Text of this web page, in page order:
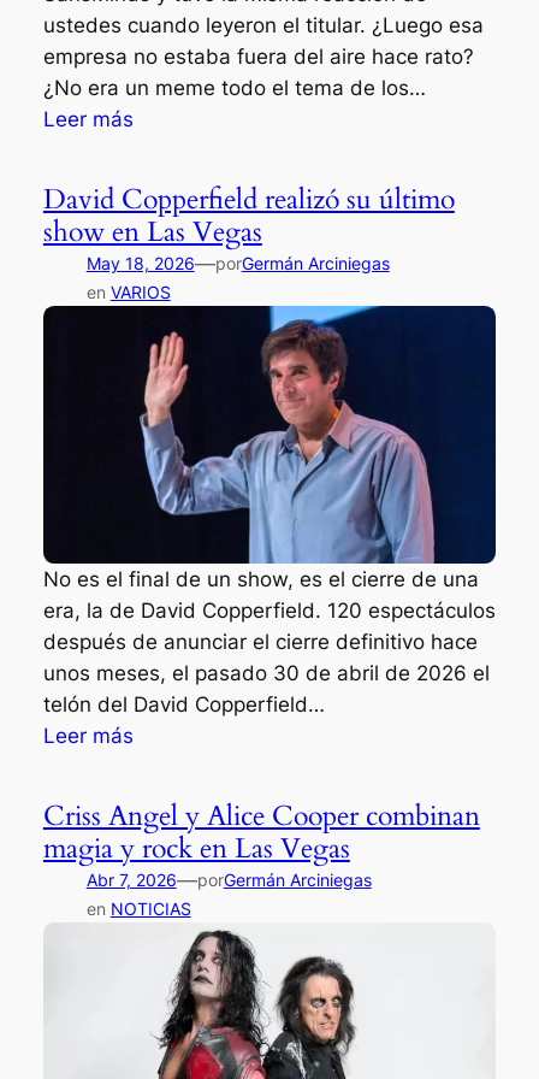
t
a
e
r
o
e
M
a
g
a
M
é
x
2
0
ustedes cuando leyeron el titular. ¿Luego esa
empresa no estaba fuera del aire hace rato?
¿No era un meme todo el tema de los…
Leer más:
l
v
i
ó
n
s
m
s
p
e
r
o
s
n
t
r
a
David Copperfield realizó su último
show en Las Vegas
May 18, 2026—porGermán Arciniegas
en VARIOS
No es el final de un show, es el cierre de una
era, la de David Copperfield. 120 espectáculos
después de anunciar el cierre definitivo hace
unos meses, el pasado 30 de abril de 2026 el
telón del David Copperfield…
Leer más:
v
i
d
C
Criss Angel y Alice Cooper combinan
magia y rock en Las Vegas
Abr 7, 2026—porGermán Arciniegas
en NOTICIAS